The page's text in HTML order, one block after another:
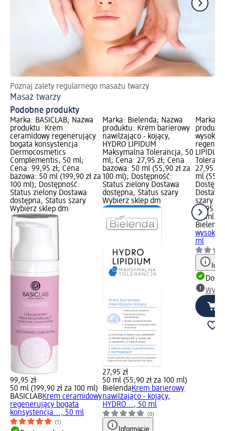
Poznaj zalety regularnego masażu twarzy
Masaż twarzy
Podobne produkty
Marka: BASICLAB; Nazwa
produktu: Krem
ceramidowy regenerujący
bogata konsystencja
Dermocosmetics
Complementis, 50 ml;
Cena: 99,95 zł; Cena
bazowa: 50 ml (199,90 zł za
100 ml); Dostępność:
Status zielony Dostawa
dostępna, Status szary
Wybierz sklep dm
99,95 zł
50 ml (199,90 zł za 100 ml)
BASICLABKrem ceramidowy
regenerujący bogata
konsystencja..., 50 ml
(1)
Marka: Bielenda; Nazwa
produktu: Krem barierowy
nawilżająco - kojący,
HYDRO LIPIDUM
Maksymalna Tolerancja, 50
ml; Cena: 27,95 zł; Cena
bazowa: 50 ml (55,90 zł za
100 ml); Dostępność:
Status zielony Dostawa
dostępna, Status szary
Wybierz sklep dm
27,95 zł
50 ml (55,90 zł za 100 ml)
BielendaKrem barierowy
nawilżająco - kojący,
HYDRO..., 50 ml
(0)
Informacje
Marka:
27,95
ml
szary
27,95 zł
50 ml
Bielenda
ml